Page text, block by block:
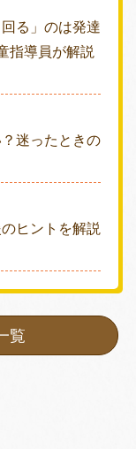
る」のは発達
指導員が解説
迷ったときの
ヒントを解説
覧